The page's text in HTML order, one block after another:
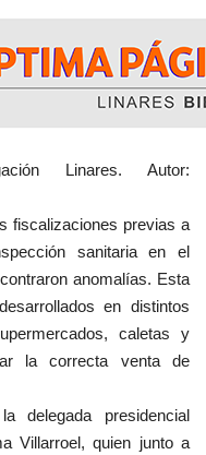
Linares. Autor:
previas a
sanitaria en el
anomalías. Esta
en distintos
caletas y
la correcta venta de
delegada presidencial
Villarroel, quien junto a